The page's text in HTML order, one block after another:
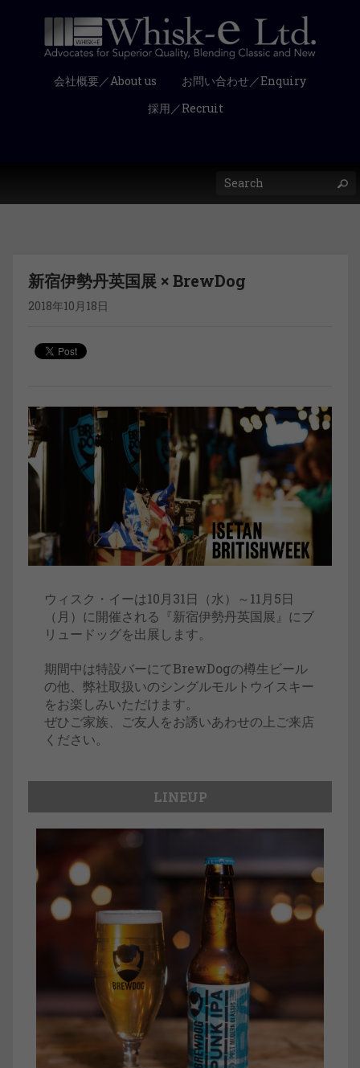
会社概要／About us
お問い合わせ／Enquiry
採用／Recruit
新宿伊勢丹英国展 × BrewDog
2018年10月18日
ウィスク・イーは10月31日（水）～11月5日
（月）に開催される『新宿伊勢丹英国展』にブ
リュードッグを出展します。
期間中は特設バーにてBrewDogの樽生ビール
の他、弊社取扱いのシングルモルトウイスキー
をお楽しみいただけます。
ぜひご家族、ご友人をお誘いあわせの上ご来店
ください。
LINEUP